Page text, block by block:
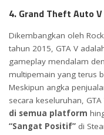
4. Grand Theft Auto V
Dikembangkan oleh
tahun 2015, GTA V
gameplay mendalam
multipemain yang terus
Meskipun angka
secara keseluruhan,
di semua platform
“Sangat Positif” di